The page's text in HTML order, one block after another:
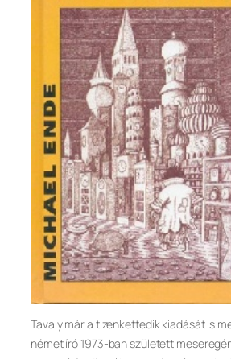
Tavaly már a tizenkettedik kiadását is
német író 1973-ban született